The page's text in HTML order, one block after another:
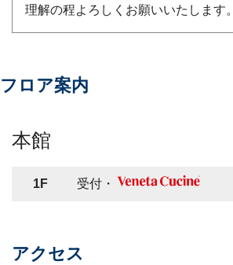
理解の程よろしくお願いいたします。
フロア案内
本館
1F 受付・
アクセス